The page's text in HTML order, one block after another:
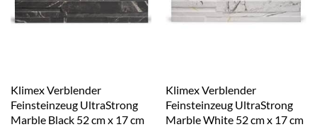
Klimex Verblender
Feinsteinzeug UltraStrong
Marble Black 52 cm x 17 cm
Klimex Verblender
Feinsteinzeug UltraStrong
Marble White 52 cm x 17 cm